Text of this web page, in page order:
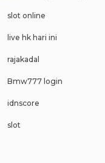
slot online
live hk hari ini
rajakadal
Bmw777 login
idnscore
slot